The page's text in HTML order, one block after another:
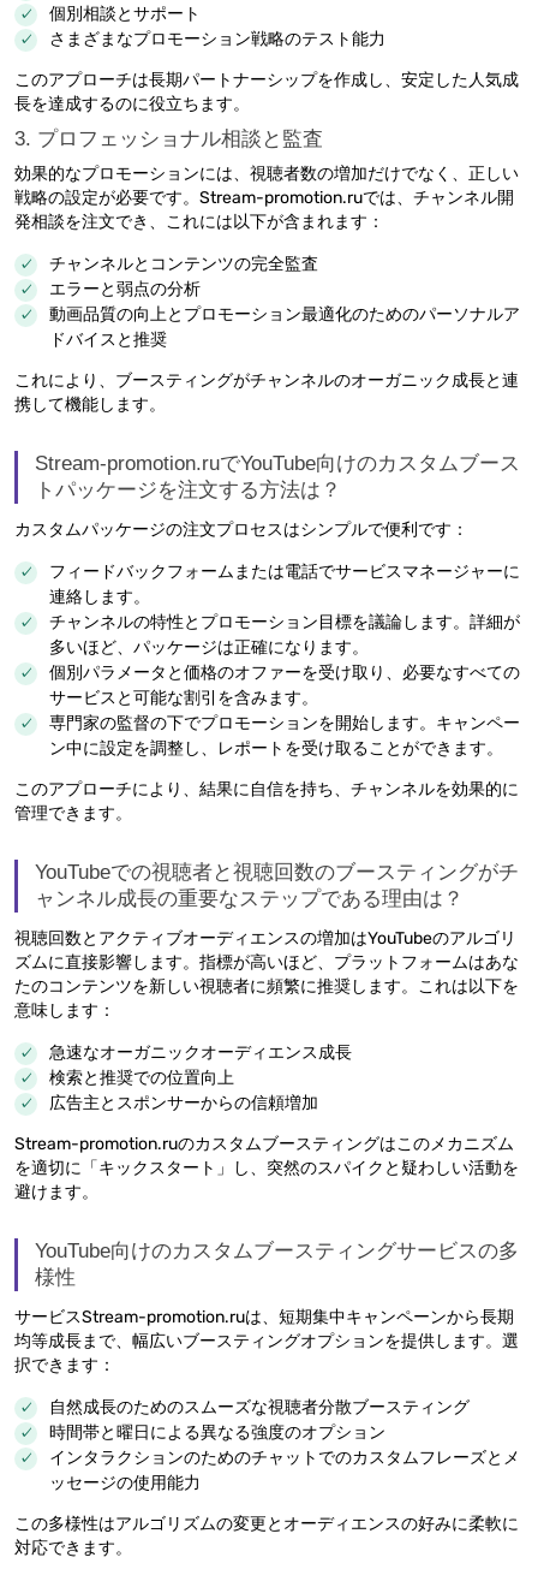
個別相談とサポート
さまざまなプロモーション戦略のテスト能力
このアプローチは長期パートナーシップを作成し、安定した人気成
長を達成するのに役立ちます。
3. プロフェッショナル相談と監査
効果的なプロモーションには、視聴者数の増加だけでなく、正しい
戦略の設定が必要です。Stream-promotion.ruでは、チャンネル開
発相談を注文でき、これには以下が含まれます：
チャンネルとコンテンツの完全監査
エラーと弱点の分析
動画品質の向上とプロモーション最適化のためのパーソナルア
ドバイスと推奨
これにより、ブースティングがチャンネルのオーガニック成長と連
携して機能します。
Stream-promotion.ruでYouTube向けのカスタムブース
トパッケージを注文する方法は？
カスタムパッケージの注文プロセスはシンプルで便利です：
フィードバックフォームまたは電話でサービスマネージャーに
連絡します。
チャンネルの特性とプロモーション目標を議論します。詳細が
多いほど、パッケージは正確になります。
個別パラメータと価格のオファーを受け取り、必要なすべての
サービスと可能な割引を含みます。
専門家の監督の下でプロモーションを開始します。キャンペー
ン中に設定を調整し、レポートを受け取ることができます。
このアプローチにより、結果に自信を持ち、チャンネルを効果的に
管理できます。
YouTubeでの視聴者と視聴回数のブースティングがチ
ャンネル成長の重要なステップである理由は？
視聴回数とアクティブオーディエンスの増加はYouTubeのアルゴリ
ズムに直接影響します。指標が高いほど、プラットフォームはあな
たのコンテンツを新しい視聴者に頻繁に推奨します。これは以下を
意味します：
急速なオーガニックオーディエンス成長
検索と推奨での位置向上
広告主とスポンサーからの信頼増加
Stream-promotion.ruのカスタムブースティングはこのメカニズム
を適切に「キックスタート」し、突然のスパイクと疑わしい活動を
避けます。
YouTube向けのカスタムブースティングサービスの多
様性
サービスStream-promotion.ruは、短期集中キャンペーンから長期
均等成長まで、幅広いブースティングオプションを提供します。選
択できます：
自然成長のためのスムーズな視聴者分散ブースティング
時間帯と曜日による異なる強度のオプション
インタラクションのためのチャットでのカスタムフレーズとメ
ッセージの使用能力
この多様性はアルゴリズムの変更とオーディエンスの好みに柔軟に
対応できます。